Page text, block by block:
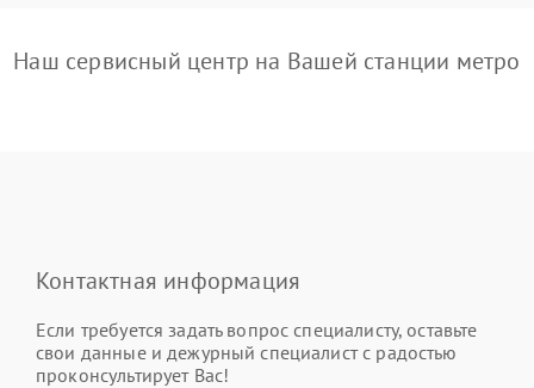
Наш сервисный центр на Вашей станции метро
Контактная информация
Если требуется задать вопрос специалисту, оставьте
свои данные и дежурный специалист с радостью
проконсультирует Вас!